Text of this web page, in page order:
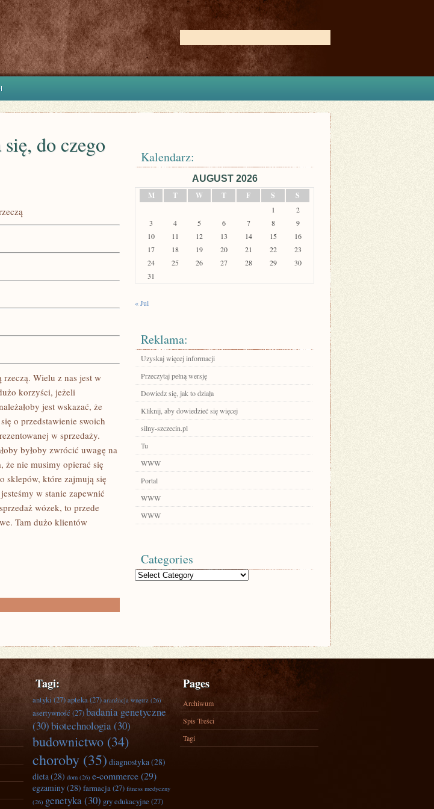
do czego
Wielu z nas jest w
korzyści, jeżeli
jest wskazać, że
o przedstawienie swoich
w sprzedaży.
byłoby zwrócić uwagę na
że nie musimy opierać się
sklepów, które zajmują się
w stanie zapewnić
wózek, to przede
Tam dużo klientów
Kalendarz:
AUGUST 2026
M
T W T F S S
1
2
3
4 5 6 7 8
9
10
11 12 13 14 15
16
17
18 19 20 21 22
23
24
25 26 27 28 29
30
31
« Jul
Reklama:
Uzyskaj więcej informacji
Przeczytaj pełną wersję
Dowiedz się, jak to działa
Kliknij, aby dowiedzieć się więcej
silny-szczecin.pl
Tu
WWW
Portal
WWW
WWW
Categories
Categories
Tagi:
antyki(27)apteka(27) aranżacja wnętrz (26)
asertywność (27)badania genetyczne
(30)biotechnologia(30)
budownictwo (34)
choroby (35) diagnostyka(28)
dieta(28) dom (26) e-commerce(29)
egzaminy(28) farmacja(27) fitness medyczny
(26) genetyka(30) gry edukacyjne (27)
Pages
Archiwum
Spis Treści
Tagi